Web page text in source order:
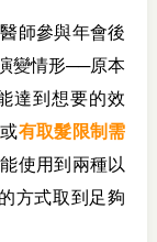
師參與年會後
變情形──原本
達到想要的效
或有取髮限制需
使用到兩種以
方式取到足夠